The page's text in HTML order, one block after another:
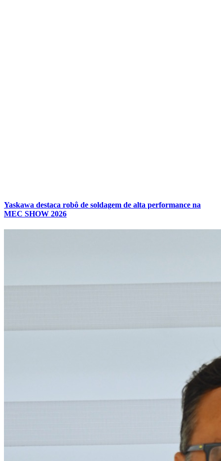
Yaskawa destaca robô de soldagem de alta performance na
MEC SHOW 2026